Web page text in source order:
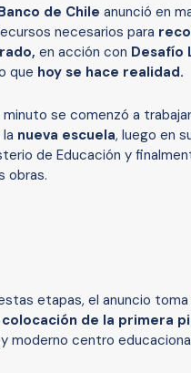
de Chile anunció en
necesarios para
en acción con Desafío
que hoy se hace realidad.
se comenzó a
nueva escuela, luego en
de Educación y
obras.
etapas, el anuncio
colocación de la primera
moderno centro